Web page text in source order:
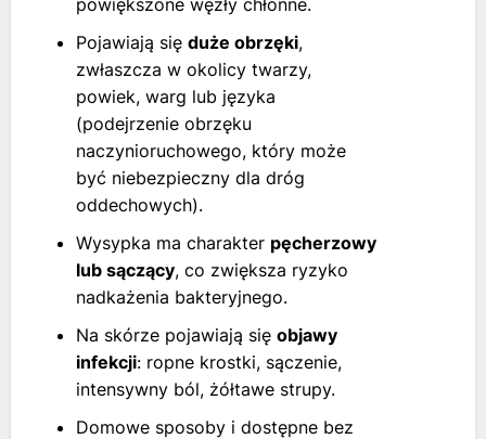
powiększone węzły chłonne.
Pojawiają się duże obrzęki,
zwłaszcza w okolicy twarzy,
powiek, warg lub języka
(podejrzenie obrzęku
naczynioruchowego, który może
być niebezpieczny dla dróg
oddechowych).
Wysypka ma charakter pęcherzowy
lub sączący, co zwiększa ryzyko
nadkażenia bakteryjnego.
Na skórze pojawiają się objawy
infekcji: ropne krostki, sączenie,
intensywny ból, żółtawe strupy.
Domowe sposoby i dostępne bez